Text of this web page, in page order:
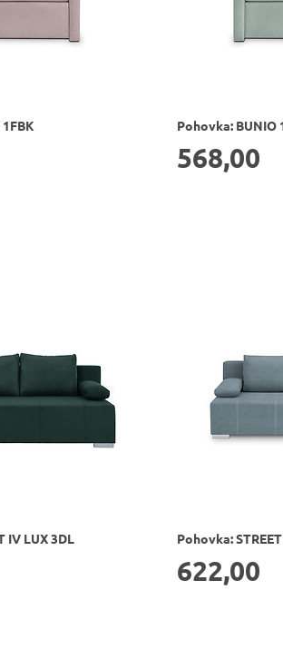
Pohovka: BUNIO
568,00
IV LUX 3DL Pohovka:
622,00